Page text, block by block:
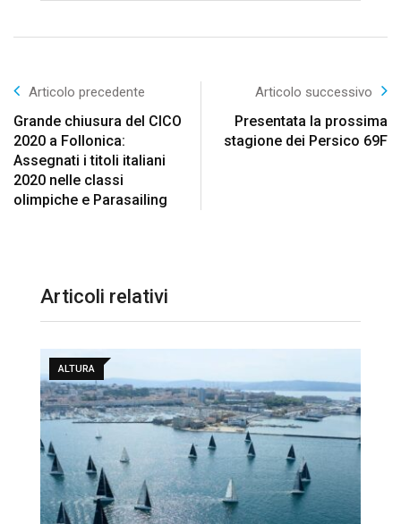
Articolo precedente
Grande chiusura del CICO
2020 a Follonica:
Assegnati i titoli italiani
2020 nelle classi
olimpiche e Parasailing
Articolo successivo
Presentata la prossima
stagione dei Persico 69F
Articoli relativi
ALTURA